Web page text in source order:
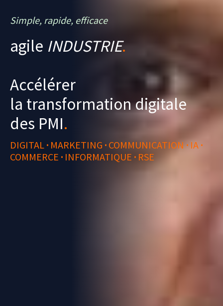
Simple, rapide, efficace
agile INDUSTRIE.
Accélérer
la transformation digitale
des PMI.
DIGITAL · MARKETING · COMMUNICATION · IA ·
COMMERCE · INFORMATIQUE · RSE